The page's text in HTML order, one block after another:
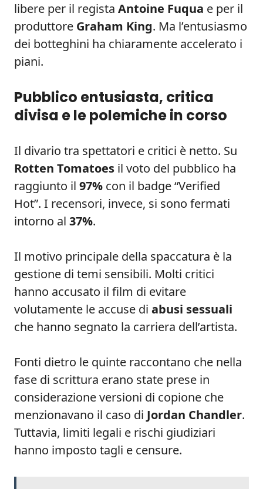
libere per il regista Antoine Fuqua e per il
produttore Graham King. Ma l’entusiasmo
dei botteghini ha chiaramente accelerato i
piani.
Pubblico entusiasta, critica
divisa e le polemiche in corso
Il divario tra spettatori e critici è netto. Su
Rotten Tomatoes il voto del pubblico ha
raggiunto il 97% con il badge “Verified
Hot”. I recensori, invece, si sono fermati
intorno al 37%.
Il motivo principale della spaccatura è la
gestione di temi sensibili. Molti critici
hanno accusato il film di evitare
volutamente le accuse di abusi sessuali
che hanno segnato la carriera dell’artista.
Fonti dietro le quinte raccontano che nella
fase di scrittura erano state prese in
considerazione versioni di copione che
menzionavano il caso di Jordan Chandler.
Tuttavia, limiti legali e rischi giudiziari
hanno imposto tagli e censure.